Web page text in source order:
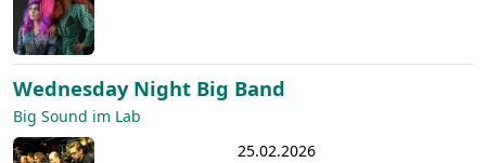
Wednesday Night Big Band
Big Sound im Lab
25.02.2026